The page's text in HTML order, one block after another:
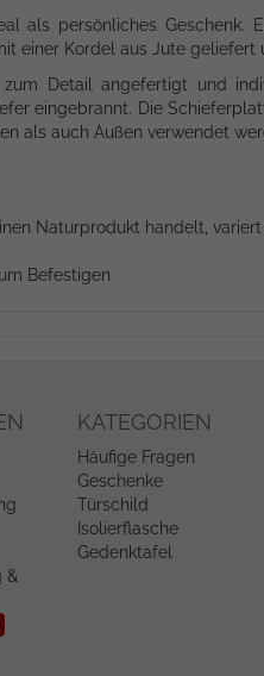
als persönliches Geschenk.
einer Kordel aus Jute
Detail angefertigt und
eingebrannt. Die
als auch Außen verwendet
Naturprodukt handelt,
Befestigen
&
KATEGORIEN
Häufige Fragen
Geschenke
Türschild
Isolierflasche
Gedenktafel